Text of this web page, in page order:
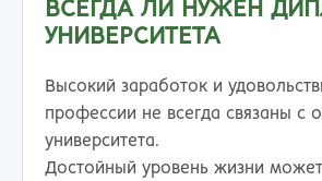
ВСЕГДА ЛИ НУЖЕН
УНИВЕРСИТЕТА
Высокий заработок и
профессии не всегда связаны с
университета.
Достойный уровень жизни